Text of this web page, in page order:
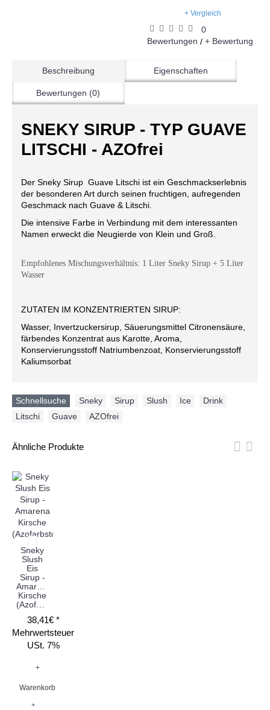
+ Vergleich
0
Bewertungen / + Bewertung
Beschreibung Eigenschaften
Bewertungen (0)
SNEKY SIRUP - TYP GUAVE
LITSCHI - AZOfrei
Der Sneky Sirup Guave Litschi ist ein Geschmackserlebnis
der besonderen Art durch seinen fruchtigen, aufregenden
Geschmack nach Guave & Litschi.
Die intensive Farbe in Verbindung mit dem interessanten
Namen erweckt die Neugierde von Klein und Groß.
Empfohlenes Mischungsverhältnis: 1 Liter Sneky Sirup + 5 Liter
Wasser
ZUTATEN IM KONZENTRIERTEN SIRUP:
Wasser, Invertzuckersirup, Säuerungsmittel Citronensäure,
färbendes Konzentrat aus Karotte, Aroma,
Konservierungsstoff Natriumbenzoat, Konservierungsstoff
Kaliumsorbat
Schnellsuche Sneky Sirup Slush Ice Drink
Litschi
Guave AZOfrei
Ähnliche Produkte
Sneky
Slush
Eis
Sirup -
Amarena
Kirsche
38,41€ *
Mehrwertsteuer
USt. 7%
+
Warenkorb
+